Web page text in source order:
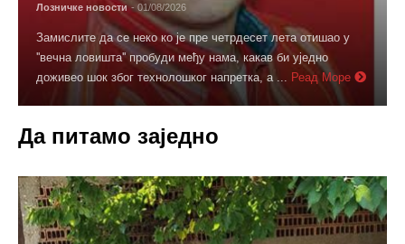
Лозничке новости - 01/08/2026
Замислите да се неко ко је пре четрдесет лета отишао у
''вечна ловишта'' пробуди међу нама, какав би уједно
доживео шок због технолошког напретка, а ...
Реад Море
Да питамо заједно